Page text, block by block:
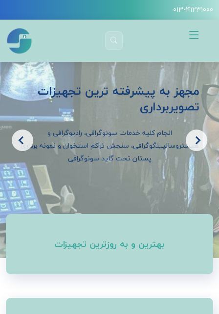
013-41231000
مجهز به پیشرفته ترین تجهیزات
تصویربرداری
انجام کلیه خدمات سونوگرافی، رادیوگرافی و
هیستروسالپینگوگرافی، سنجش تراکم استخوان و نمونه برداری
پستان تحت گاید سونوگرافی
بهترین و به روزترین تجهیزات